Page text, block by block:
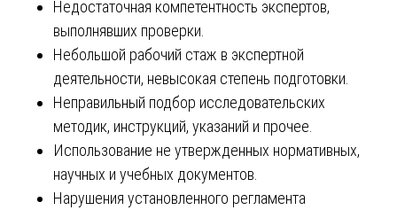
Недостаточная компетентность экспертов,
выполнявших проверки.
Небольшой рабочий стаж в экспертной
деятельности, невысокая степень подготовки.
Неправильный подбор исследовательских
методик, инструкций, указаний и прочее.
Использование не утвержденных нормативных,
научных и учебных документов.
Нарушения установленного регламента